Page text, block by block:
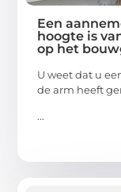
Een
hoogte is
op het
U weet dat u
de arm heeft
...